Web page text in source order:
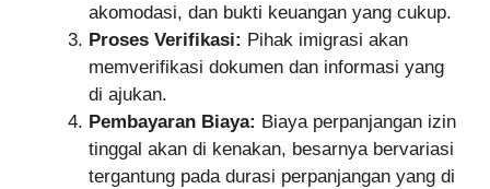
akomodasi, dan bukti keuangan yang cukup.
Proses Verifikasi: Pihak imigrasi akan
memverifikasi dokumen dan informasi yang
di ajukan.
Pembayaran Biaya: Biaya perpanjangan izin
tinggal akan di kenakan, besarnya bervariasi
tergantung pada durasi perpanjangan yang di